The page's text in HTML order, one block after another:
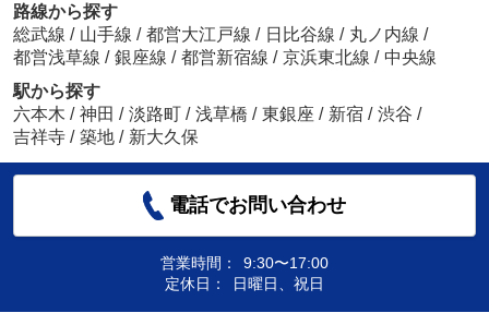
路線から探す
総武線 / 山手線 / 都営大江戸線 / 日比谷線 / 丸ノ内線 /
都営浅草線 / 銀座線 / 都営新宿線 / 京浜東北線 / 中央線
駅から探す
六本木 / 神田 / 淡路町 / 浅草橋 / 東銀座 / 新宿 / 渋谷 /
吉祥寺 / 築地 / 新大久保
電話でお問い合わせ
営業時間：
9:30〜17:00
定休日：
日曜日、祝日